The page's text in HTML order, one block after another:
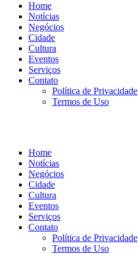
Home
Notícias
Negócios
Cidade
Cultura
Eventos
Serviços
Contato
Política de Privacidade
Termos de Uso
Home
Notícias
Negócios
Cidade
Cultura
Eventos
Serviços
Contato
Política de Privacidade
Termos de Uso